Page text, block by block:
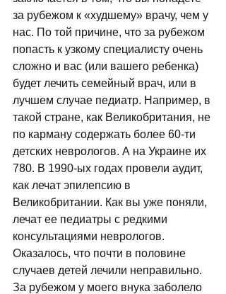
за рубежом к «худшему» врачу, чем у
нас. По той причине, что за рубежом
попасть к узкому специалисту очень
сложно и вас (или вашего ребенка)
будет лечить семейный врач, или в
лучшем случае педиатр. Например, в
такой стране, как Великобритания, не
по карману содержать более 60-ти
детских неврологов. А на Украине их
780. В 1990-ых годах провели аудит,
как лечат эпилепсию в
Великобритании. Как вы уже поняли,
лечат ее педиатры с редкими
консультациями неврологов.
Оказалось, что почти в половине
случаев детей лечили неправильно.
За рубежом у моего внука заболело